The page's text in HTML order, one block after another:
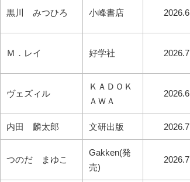
黒川 みつひろ 小峰書店 2026.6
Ｍ．レイ 好学社 2026.7
ヴェズィル
ＫＡＤＯＫ
ＡＷＡ
2026.6
内田 麟太郎 文研出版 2026.7
つのだ まゆこ
Gakken(発
売)
2026.7